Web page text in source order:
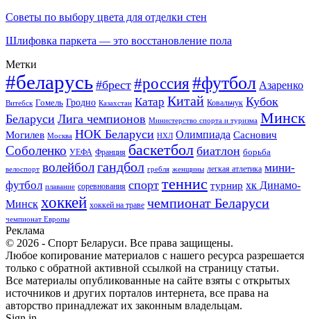
Советы по выбору цвета для отделки стен
Шлифовка паркета — это восстановление пола
Метки
#беларусь #брест #россия#футбол Азаренко
Витебск Гомель Гродно Казахстан Катар Китай Ковальчук Кубок
Беларуси Лига чемпионов Министерство спорта и туризма Минск
Могилев Москва НОК Беларуси НХЛ Олимпиада Саснович
Соболенко УЕФА Франция баскетбол биатлон борьба
велоспорт волейболгандбол гребля женщины легкая атлетика мини-
футбол плавание соревнования спорт теннис турнир хк Динамо-
Минск хоккей хоккей на траве чемпионат Беларуси
чемпионат Европы
Реклама
© 2026 - Спорт Беларуси. Все права защищены.
Любое копирование материалов с нашего ресурса разрешается
только с обратной активной ссылкой на страницу статьи.
Все материалы опубликованные на сайте взяты с открытых
источников и других порталов интернета, все права на
авторство принадлежат их законным владельцам.